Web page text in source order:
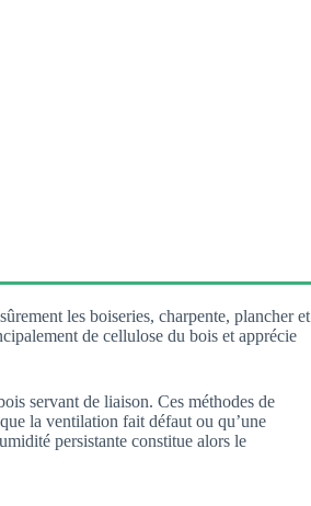
les boiseries, charpente, plancher et
de cellulose du bois et apprécie
servant de liaison. Ces méthodes de
la ventilation fait défaut ou qu’une
persistante constitue alors le